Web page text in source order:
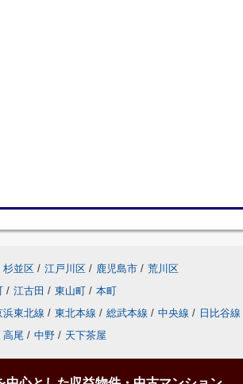
杉並区 / 江戸川区 / 鹿児島市 / 荒川区
/ 江古田 / 東山町 / 本町
浜東北線 / 東北本線 / 総武本線 / 中央線 / 日比谷線
高尾 / 中野 / 天下茶屋